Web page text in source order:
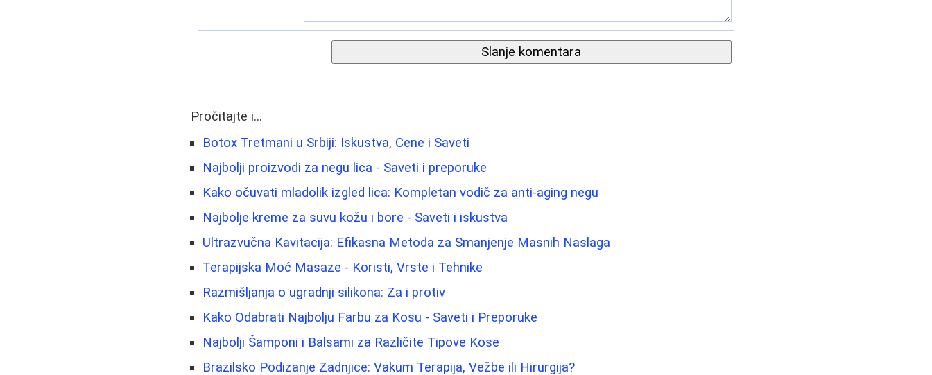
Slanje komentara
Pročitajte i...
Botox Tretmani u Srbiji: Iskustva, Cene i Saveti
Najbolji proizvodi za negu lica - Saveti i preporuke
Kako očuvati mladolik izgled lica: Kompletan vodič za anti-aging negu
Najbolje kreme za suvu kožu i bore - Saveti i iskustva
Ultrazvučna Kavitacija: Efikasna Metoda za Smanjenje Masnih Naslaga
Terapijska Moć Masaze - Koristi, Vrste i Tehnike
Razmišljanja o ugradnji silikona: Za i protiv
Kako Odabrati Najbolju Farbu za Kosu - Saveti i Preporuke
Najbolji Šamponi i Balsami za Različite Tipove Kose
Brazilsko Podizanje Zadnjice: Vakum Terapija, Vežbe ili Hirurgija?